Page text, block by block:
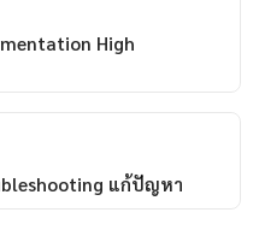
High
แก้ปัญหา